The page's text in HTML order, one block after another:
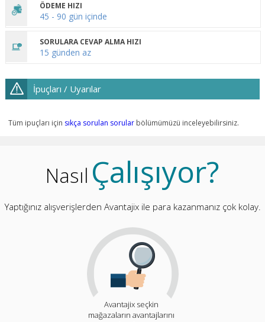
ÖDEME HIZI
45 - 90 gün içinde
SORULARA CEVAP ALMA HIZI
15 günden az
İpuçları / Uyarılar
Tüm ipuçları için sıkça sorulan sorularbölümümüzü inceleyebilirsiniz.
Nasıl Çalışıyor?
Yaptığınız alışverişlerden Avantajix ile para kazanmanız çok kolay.
Avantajix seçkin
mağazaların avantajlarını